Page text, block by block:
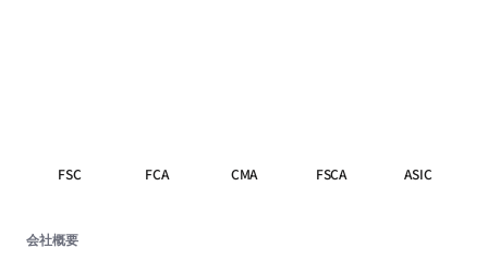
FSC FCA CMA FSCA ASIC
会社概要